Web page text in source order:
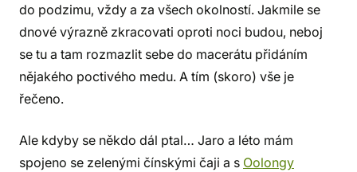
do podzimu, vždy a za všech okolností. Jakmile se
dnové výrazně zkracovati oproti noci budou, neboj
se tu a tam rozmazlit sebe do macerátu přidáním
nějakého poctivého medu. A tím (skoro) vše je
řečeno.
Ale kdyby se někdo dál ptal… Jaro a léto mám
spojeno se zelenými čínskými čaji a s Oolongy